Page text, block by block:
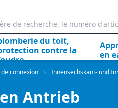
du toit,
contre la
en
connexion Innensechskant- und
Antrieb